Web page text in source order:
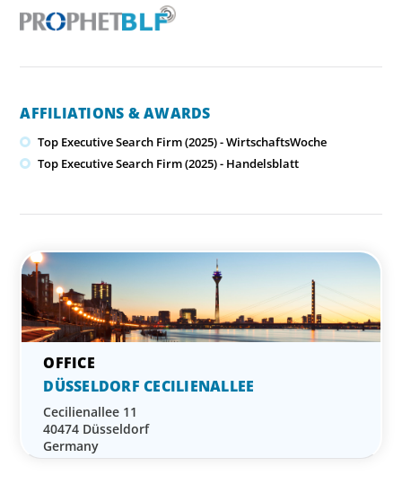
AFFILIATIONS & AWARDS
Top Executive Search Firm (2025) - WirtschaftsWoche
Top Executive Search Firm (2025) - Handelsblatt
DÜSSELDORF CECILIENALLEE
Cecilienallee 11
40474 Düsseldorf
Germany